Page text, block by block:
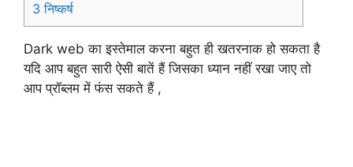
3 निष्कर्ष
Dark web का इस्तेमाल करना बहुत ही खतरनाक हो सकता है
यदि आप बहुत सारी ऐसी बातें हैं जिसका ध्यान नहीं रखा जाए तो
आप प्रॉब्लम में फंस सकते हैं ,